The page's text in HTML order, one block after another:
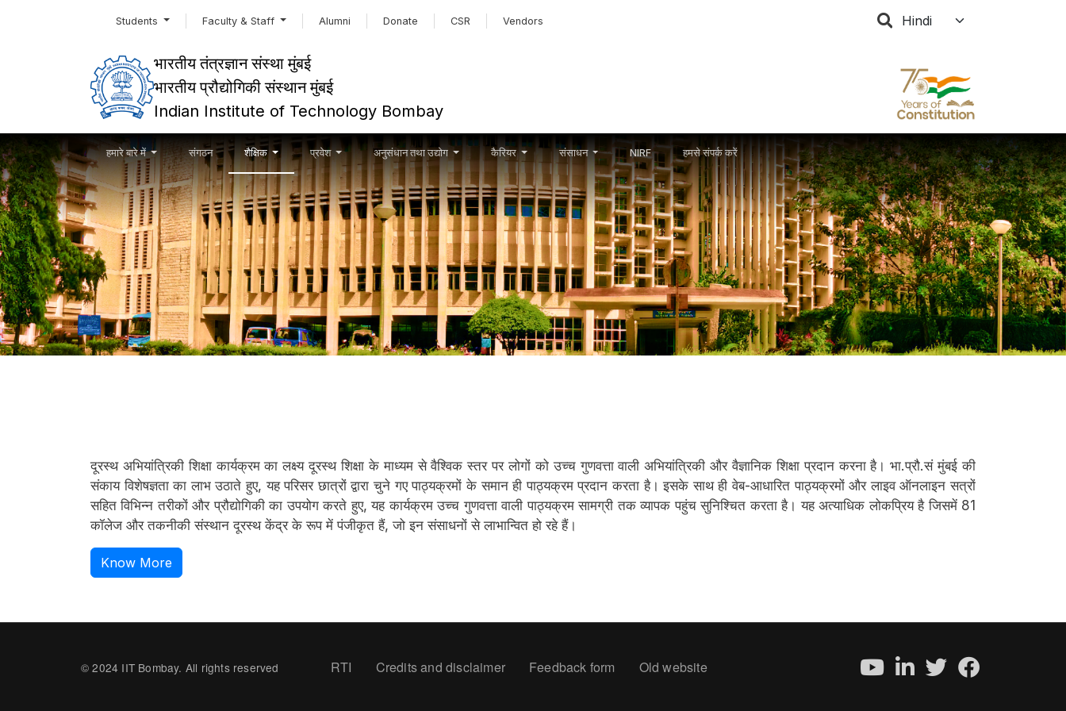
Students Faculty & Staff Alumni Donate CSR Vendors Select your language
भारतीय तंत्रज्ञान संस्था मुंबई
भारतीय प्रौद्योगिकी संस्थान मुंबई
Indian Institute of Technology Bombay
हमारे बारे में संगठन शैक्षिक प्रवेश अनुसंधान तथा उद्योग कैरियर संसाधन NIRF हमसे संपर्क करें
दूरस्थ अभियांत्रिकी शिक्षा कार्यक्रम का लक्ष्य दूरस्थ शिक्षा के माध्यम से वैश्विक स्तर पर लोगों को उच्च गुणवत्ता वाली अभियांत्रिकी और वैज्ञानिक शिक्षा प्रदान करना है। भा.प्रौ.सं मुंबई की
संकाय विशेषज्ञता का लाभ उठाते हुए, यह परिसर छात्रों द्वारा चुने गए पाठ्यक्रमों के समान ही पाठ्यक्रम प्रदान करता है। इसके साथ ही वेब-आधारित पाठ्यक्रमों और लाइव ऑनलाइन सत्रों
सहित विभिन्न तरीकों और प्रौद्योगिकी का उपयोग करते हुए, यह कार्यक्रम उच्च गुणवत्ता वाली पाठ्यक्रम सामग्री तक व्यापक पहुंच सुनिश्चित करता है। यह अत्याधिक लोकप्रिय है जिसमें 81
कॉलेज और तकनीकी संस्थान दूरस्थ केंद्र के रूप में पंजीकृत हैं, जो इन संसाधनों से लाभान्वित हो रहे हैं।
Know More
© 2024 IIT Bombay. All rights reserved Footer
RTI Credits and disclaimer Feedback form Old website